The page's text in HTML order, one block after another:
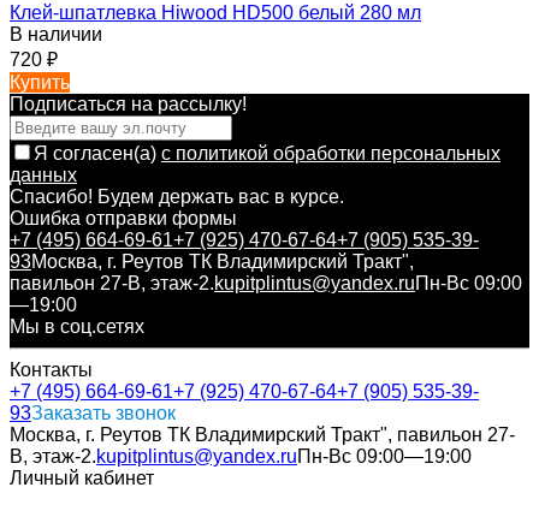
Клей-шпатлевка Hiwood HD500 белый 280 мл
В наличии
720 ₽
Купить
Подписаться на рассылкy!
Я согласен(a) с политикой обработки персональных
данных
Спасибо! Будем держать вас в курсе.
Ошибка отправки формы
+7 (495) 664-69-61+7 (925) 470-67-64+7 (905) 535-39-
93Москва, г. Реутов ТК Владимирский Тракт",
павильон 27-В, этаж-2.kupitplintus@yandex.ruПн-Вс 09:00
—19:00
Мы в соц.сетях
Контакты
+7 (495) 664-69-61+7 (925) 470-67-64+7 (905) 535-39-
93Заказать звонок
Москва, г. Реутов ТК Владимирский Тракт", павильон 27-
В, этаж-2.kupitplintus@yandex.ruПн-Вс 09:00—19:00
Личный кабинет